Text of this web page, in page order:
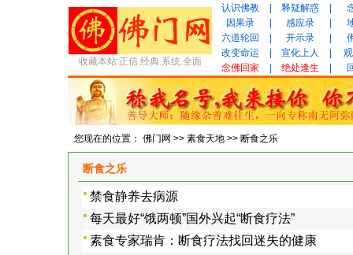
收藏本站:正信.经典.系统.全面
认识佛教 释疑解惑
因果录
感应录
六道轮回
开示录
改变命运
宣化上人
念佛回家
绝处逢生
您现在的位置： 佛门网 >> 素食天地 >> 断食之乐
断食之乐
禁食静养去病源
每天最好“饿两顿”国外兴起“断食疗法”
素食专家瑞肯：断食疗法找回迷失的健康